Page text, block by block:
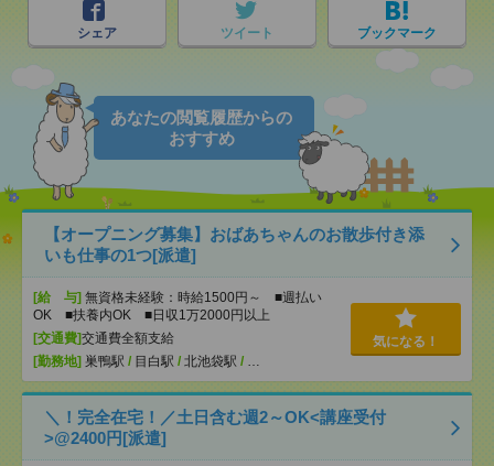
シェア ツイート ブックマーク
あなたの閲覧履歴からの
おすすめ
【オープニング募集】おばあちゃんのお散歩付き添
いも仕事の1つ[派遣]
[給 与] 無資格未経験：時給1500円～ ■週払い
OK ■扶養内OK ■日収1万2000円以上
[交通費]交通費全額支給
[勤務地] 巣鴨駅 / 目白駅 / 北池袋駅 / …
気になる！
＼！完全在宅！／土日含む週2～OK<講座受付
>@2400円[派遣]